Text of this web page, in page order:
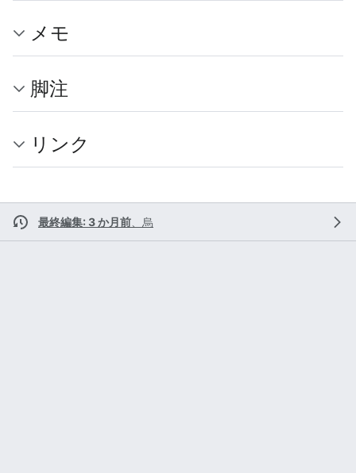
メモ
脚注
リンク
最終編集: 3 か月前 烏